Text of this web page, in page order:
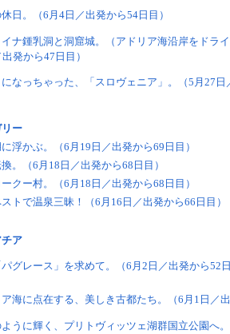
日。（6月4日／出発から54日目）
ナ鍾乳洞と洞窟城。（アドリア海沿岸をドラ
発から47日目）
なっちゃった、「スロヴェニア」。（5月27
ー
浮かぶ。（6月19日／出発から69日目）
。（6月18日／出発から68日目）
クー村。（6月18日／出発から68日目）
トで温泉三昧！（6月16日／出発から66日目）
ア
グレース」を求めて。（6月2日／出発から52
海に点在する、美しき古都たち。（6月1日／
うに輝く、プリトヴィッツェ湖群国立公園へ